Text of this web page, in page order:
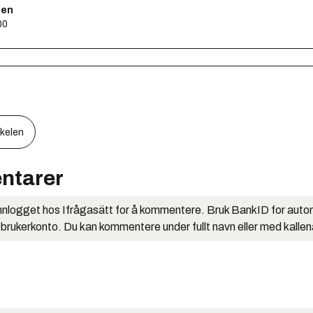
hos Ifrågasätt for å kommentere. Bruk BankID for
Du kan kommentere under fullt navn eller med